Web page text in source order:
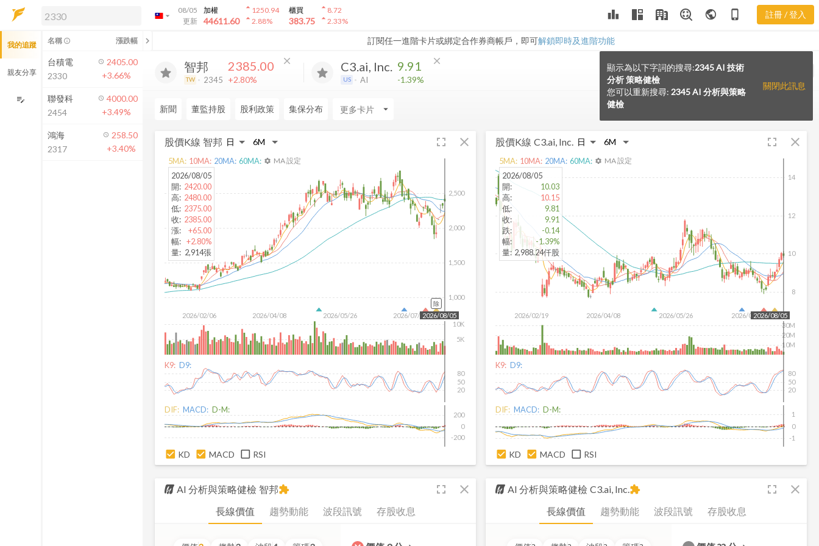
arrow_drop_down
08/05
更新
加權
44611.60
arrow_drop_up1250.94
arrow_drop_up2.88%
櫃買
383.75
arrow_drop_up8.72
arrow_drop_up2.33% leaderboard public phone_iphone 註冊 / 登入
訂閱任一進階卡片或綁定合作券商帳戶，即可解鎖即時及進階功能
解鎖即時行情及進階功能
方案」，即可解鎖以下功能：
即時行情
即時市況與排行
成交金額熱力圖
前往方案訂閱
如何綁定合作券商
顯示為以下字詞的搜尋:2345 AI 技術
分析 策略健檢
您可以重新搜尋: 2345 AI 分析與策略
健檢
關閉此訊息
智邦
TW 2345
2385.00
+2.80%
close C3.ai, Inc.
US AI
9.91
-1.39%
close
新聞 董監持股 股利政策 集保分布 arrow_drop_down
股價K線 智邦 fullscreen close
2026/02/06 2026/04/08 2026/05/26 2026/07/14
1,000
1,500
2,000
2,500
2026/08/05
5K
10K
2026/08/05
開: 2420.00
高: 2480.00
低: 2375.00
收: 2385.00
漲:
+65.00
幅: +2.80%
量: 2,914張
5MA: 10MA: 20MA: 60MA: settings MA 設定
除
K9: D9:
20
50
80
DIF: MACD: D-M:
-200
0
200
KD MACD RSI
股價K線 C3.ai, Inc. fullscreen close
2026/02/19 2026/04/08 2026/05/26 2026/07/14
8
10
12
14
2026/08/05
10M
20M
30M
2026/08/05
開:
10.03
高:
10.15
低:
9.81
收:
9.91
跌:
-0.14
幅:
-1.39%
量: 2,988.24仟股
5MA: 10MA: 20MA: 60MA: settings MA 設定
K9: D9:
20
50
80
DIF: MACD: D-M:
-1
0
1
KD MACD RSI
AI 分析與策略健檢 智邦 fullscreen close
extension
長線價值 趨勢動能 波段訊號 存股收息
AI 分析與策略健檢 C3.ai, Inc. fullscreen close
extension
長線價值 趨勢動能 波段訊號 存股收息
我的追蹤
親友分享
edit_note
名稱 info_outline 漲跌幅 chevron_left
台積電
2330
2405.00
+3.66%
聯發科
2454
4000.00
+3.49%
鴻海
2317
258.50
+3.40%